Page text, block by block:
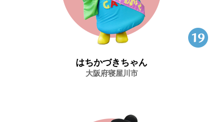
はちかづきちゃん
大阪府寝屋川市